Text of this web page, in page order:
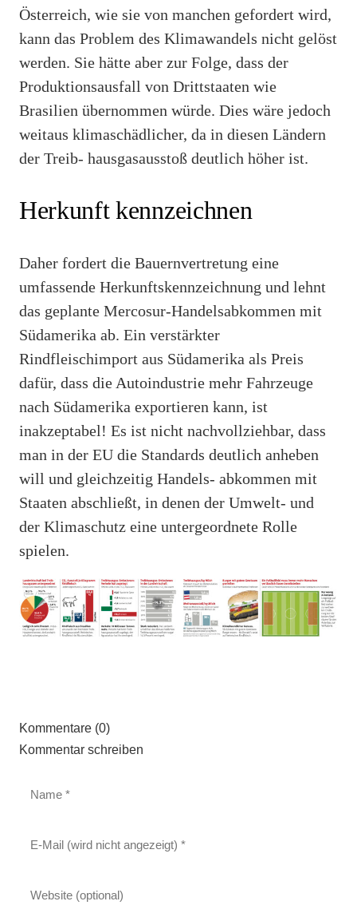
Österreich, wie sie von manchen gefordert wird,
kann das Problem des Klimawandels nicht gelöst
werden. Sie hätte aber zur Folge, dass der
Produktionsausfall von Drittstaaten wie
Brasilien übernommen würde. Dies wäre jedoch
weitaus klimaschädlicher, da in diesen Ländern
der Treib- hausgasausstoß deutlich höher ist.
Herkunft kennzeichnen
Daher fordert die Bauernvertretung eine
umfassende Herkunftskennzeichnung und lehnt
das geplante Mercosur-Handelsabkommen mit
Südamerika ab. Ein verstärkter
Rindfleischimport aus Südamerika als Preis
dafür, dass die Autoindustrie mehr Fahrzeuge
nach Südamerika exportieren kann, ist
inakzeptabel! Es ist nicht nachvollziehbar, dass
man in der EU die Standards deutlich anheben
will und gleichzeitig Handels- abkommen mit
Staaten abschließt, in denen der Umwelt- und
der Klimaschutz eine untergeordnete Rolle
spielen.
Kommentare (0)
Kommentar schreiben